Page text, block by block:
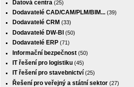
Datová centra (25)
Dodavatelé CAD/CAM/PLM/BIM... (39)
Dodavatelé CRM (33)
Dodavatelé DW-BI (50)
Dodavatelé ERP (71)
Informační bezpečnost (50)
IT řešení pro logistiku (45)
IT řešení pro stavebnictví (25)
Řešení pro veřejný a státní sektor (27)